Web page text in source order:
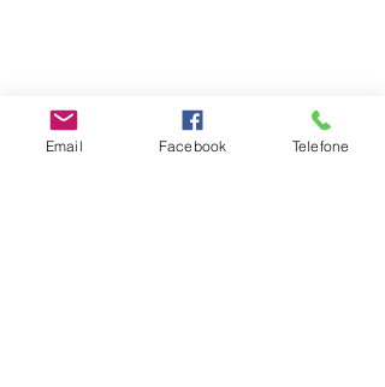
#escoladosentir
Parentalidade
Email Facebook Telefone